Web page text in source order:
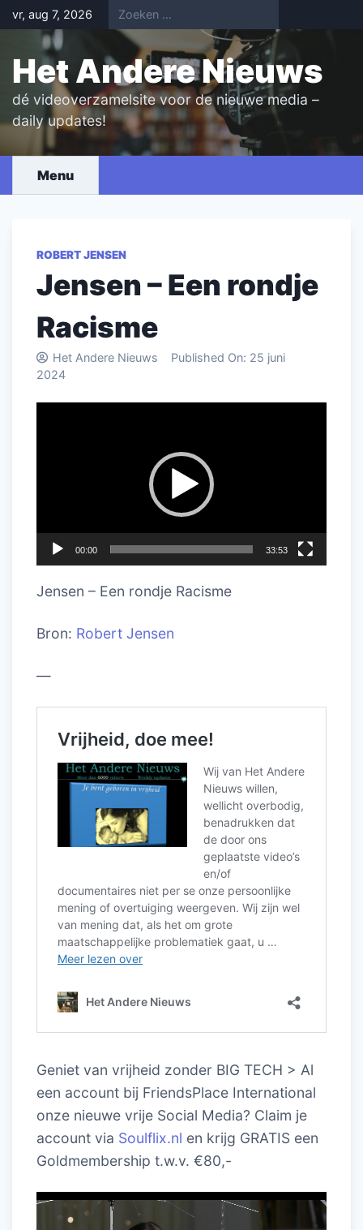
Skip
to
content
vr, aug 7, 2026
Het Andere Nieuws
dé videoverzamelsite voor de nieuwe media –
daily updates!
Menu
ROBERT JENSEN
Jensen – Een rondje
Racisme
Het Andere Nieuws Published On: 25 juni
2024
00:00 33:53
Jensen – Een rondje Racisme
Bron: Robert Jensen
—
Geniet van vrijheid zonder BIG TECH > Al
een account bij FriendsPlace International
onze nieuwe vrije Social Media? Claim je
account via Soulflix.nl en krijg GRATIS een
Goldmembership t.w.v. €80,-
Videospeler